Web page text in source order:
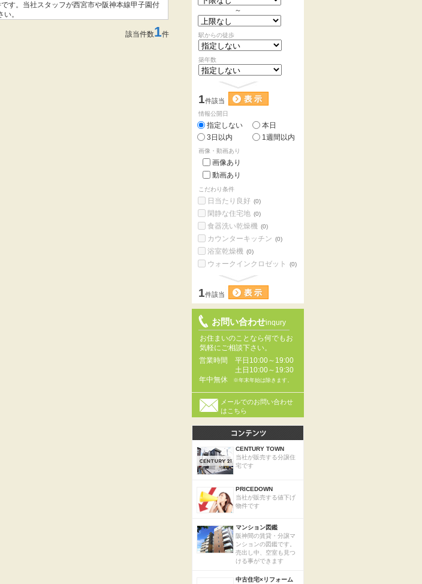
す。当社スタッフが西宮市や阪神本線甲子園付
。
該当件数1件
～
駅からの徒歩
築年数
1件該当
情報公開日
指定しない
本日
3日以内
1週間以内
画像・動画あり
画像あり
動画あり
こだわり条件
日当たり良好 (0)
閑静な住宅地 (0)
食器洗い乾燥機 (0)
カウンターキッチン (0)
浴室乾燥機 (0)
ウォークインクロゼット (0)
1件該当
お問い合わせinqury
お住まいのことなら何でもお
気軽にご相談下さい。
営業時間
平日10:00～19:00
土日10:00～19:30
年中無休
※年末年始は除きます。
メールでのお問い合わせ
はこちら
CENTURY TOWN
当社が販売する分譲住
宅です
PRICEDOWN
当社が販売する値下げ
物件です
マンション図鑑
阪神間の賃貸・分譲マ
ンションの図鑑です。
売出し中、空室も見つ
ける事ができます
中古住宅×リフォーム